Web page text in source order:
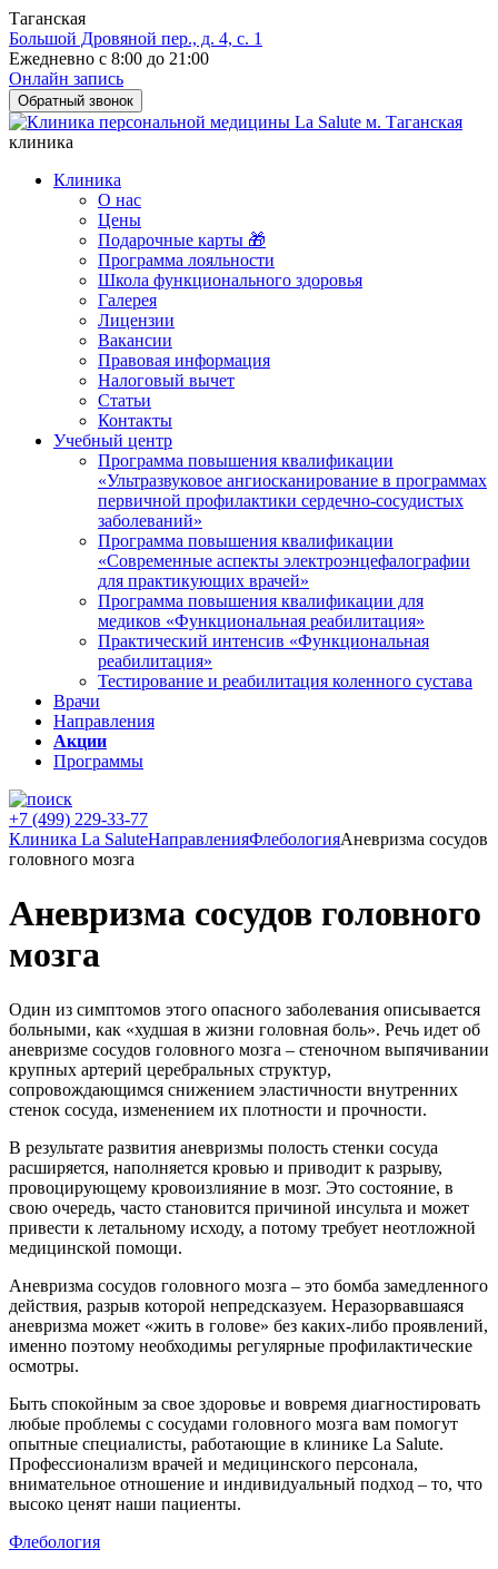
Таганская
Большой Дровяной пер., д. 4, с. 1
Ежедневно с 8:00 до 21:00
Онлайн запись
Обратный звонок
клиника
Клиника
О нас
Цены
Подарочные карты 🎁
Программа лояльности
Школа функционального здоровья
Галерея
Лицензии
Вакансии
Правовая информация
Налоговый вычет
Статьи
Контакты
Учебный центр
Программа повышения квалификации
«Ультразвуковое ангиосканирование в программах
первичной профилактики сердечно-сосудистых
заболеваний»
Программа повышения квалификации
«Современные аспекты электроэнцефалографии
для практикующих врачей»
Программа повышения квалификации для
медиков «Функциональная реабилитация»
Практический интенсив «Функциональная
реабилитация»
Тестирование и реабилитация коленного сустава
Врачи
Направления
Акции
Программы
+7 (499) 229-33-77
Клиника La SaluteНаправленияФлебологияАневризма сосудов
головного мозга
Аневризма сосудов головного
мозга
Один из симптомов этого опасного заболевания описывается
больными, как «худшая в жизни головная боль». Речь идет об
аневризме сосудов головного мозга – стеночном выпячивании
крупных артерий церебральных структур,
сопровождающимся снижением эластичности внутренних
стенок сосуда, изменением их плотности и прочности.
В результате развития аневризмы полость стенки сосуда
расширяется, наполняется кровью и приводит к разрыву,
провоцирующему кровоизлияние в мозг. Это состояние, в
свою очередь, часто становится причиной инсульта и может
привести к летальному исходу, а потому требует неотложной
медицинской помощи.
Аневризма сосудов головного мозга – это бомба замедленного
действия, разрыв которой непредсказуем. Неразорвавшаяся
аневризма может «жить в голове» без каких-либо проявлений,
именно поэтому необходимы регулярные профилактические
осмотры.
Быть спокойным за свое здоровье и вовремя диагностировать
любые проблемы с сосудами головного мозга вам помогут
опытные специалисты, работающие в клинике La Salute.
Профессионализм врачей и медицинского персонала,
внимательное отношение и индивидуальный подход – то, что
высоко ценят наши пациенты.
Флебология